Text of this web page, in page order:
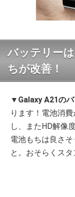
バッテリー
ちが改善！
▼ Galaxy A21の
ります！電池消
し、またHD解像
電池もちは良さ
と。おそらくス